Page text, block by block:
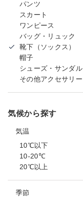
パンツ
スカート
ワンピース
バッグ・リュック
靴下（ソックス）
帽子
シューズ・サンダル
その他アクセサリー
気候から探す
気温
10℃以下
10-20℃
20℃以上
季節